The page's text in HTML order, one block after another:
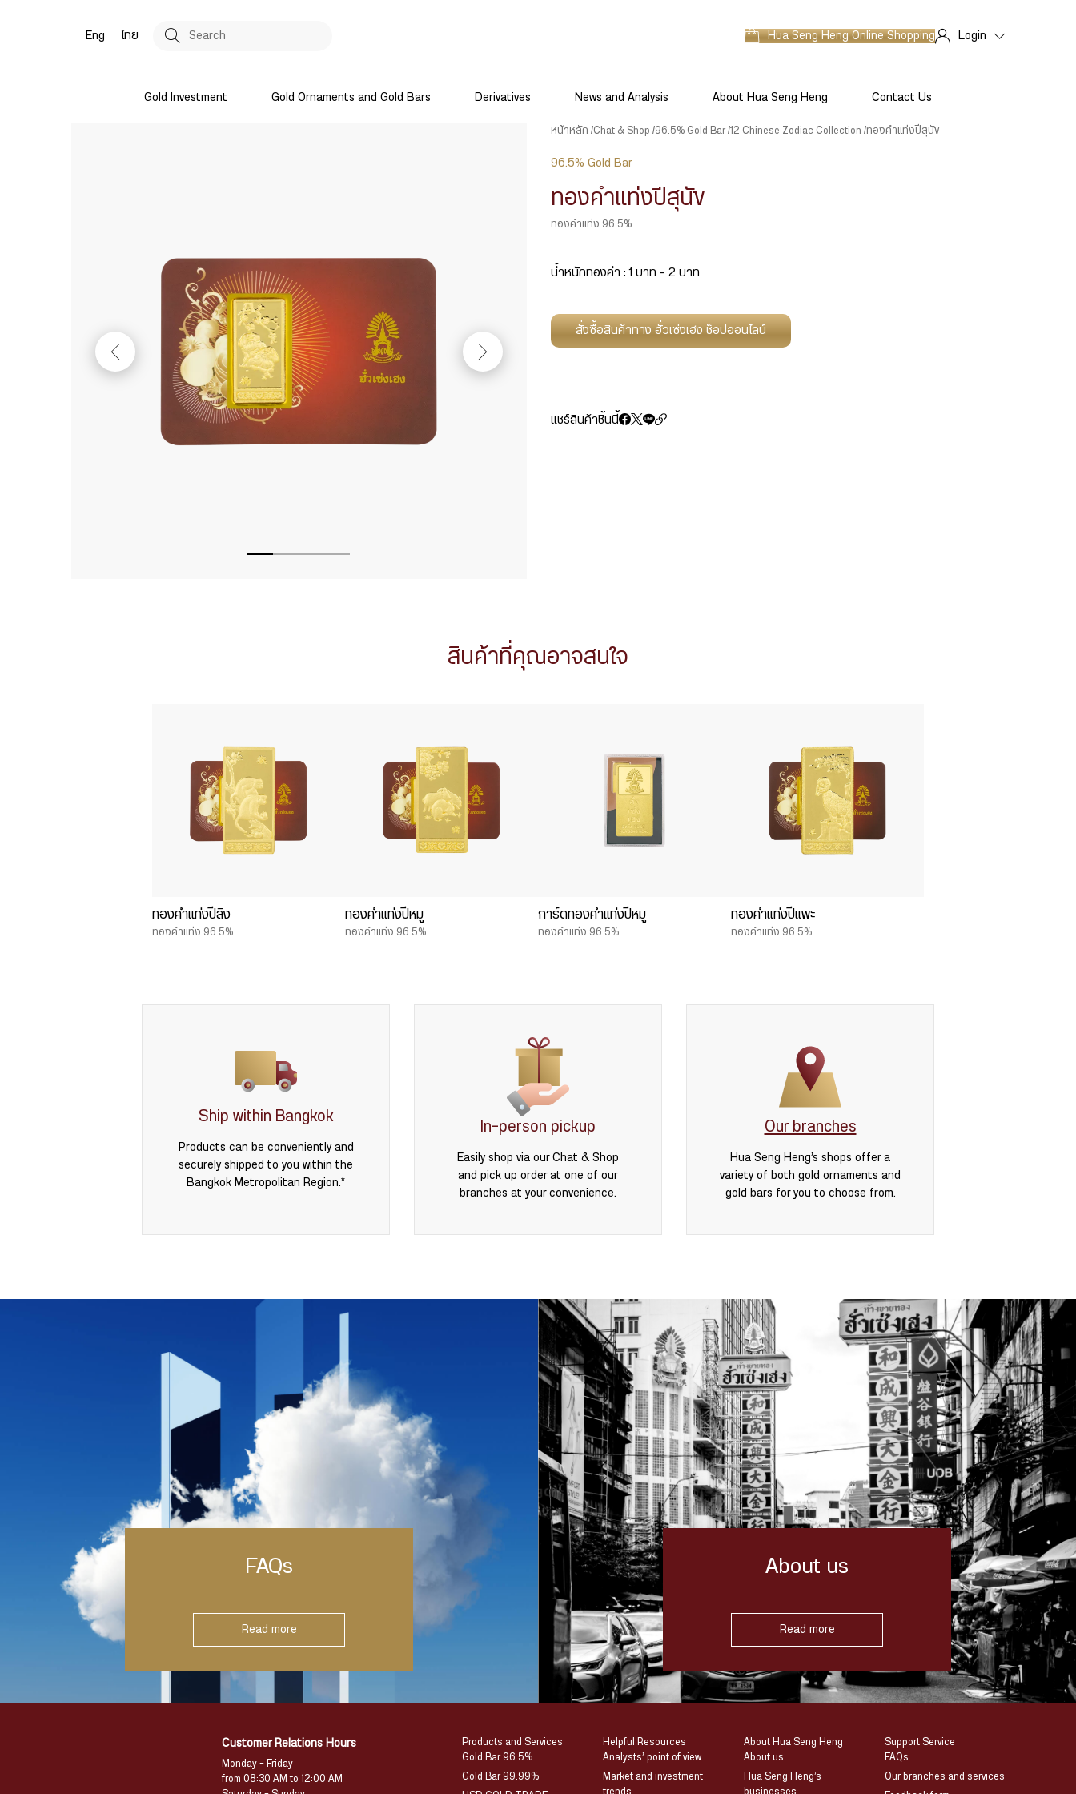
Eng ไทย Hua Seng HengOnline Shopping Login
Gold Investment Gold Ornaments and Gold Bars Derivatives News and Analysis About Hua Seng Heng Contact Us
หน้าหลัก Chat & Shop 96.5% Gold Bar 12 Chinese Zodiac Collection ทองคำแท่งปีสุนัข
96.5% Gold Bar
ทองคำแท่งปีสุนัข
ทองคำแท่ง 96.5%
น้ำหนักทองคำ : 1 บาท – 2 บาท
สั่งซื้อสินค้าทาง ฮั่วเซ่งเฮง ช็อปออนไลน์
แชร์สินค้าชิ้นนี้
สินค้าที่คุณอาจสนใจ
ทองคำแท่งปีลิง
ทองคำแท่ง 96.5%
ทองคำแท่งปีหมู
ทองคำแท่ง 96.5%
การ์ดทองคำแท่งปีหมู
ทองคำแท่ง 96.5%
ทองคำแท่งปีแพะ
ทองคำแท่ง 96.5%
Ship within Bangkok
Products can be conveniently and
securely shipped to you within the
Bangkok Metropolitan Region.*
In-person pickup
Easily shop via our Chat & Shop
and pick up order at one of our
branches at your convenience.
Our branches
Hua Seng Heng’s shops offer a
variety of both gold ornaments and
gold bars for you to choose from.
FAQs
Read more
About us
Read more
Customer Relations Hours
Monday – Friday
from 08:30 AM to 12:00 AM
Products and Services
Gold Bar 96.5%
Gold Bar 99.99%
Helpful Resources
Analysts’ point of view
Market and investment
About Hua Seng Heng
About us
Hua Seng Heng’s
Support Service
FAQs
Our branches and services